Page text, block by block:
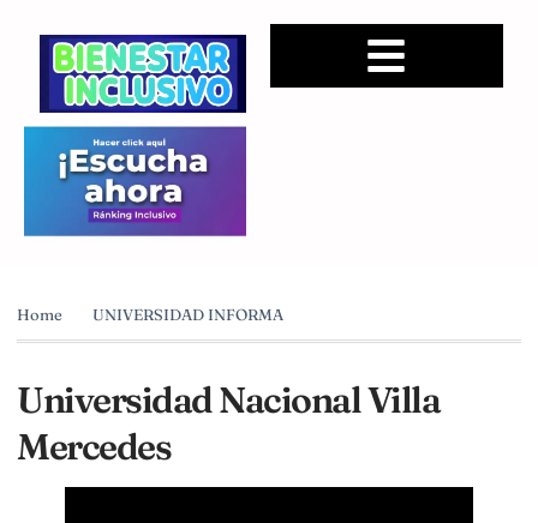
Home UNIVERSIDAD INFORMA
Universidad Nacional Villa
Mercedes